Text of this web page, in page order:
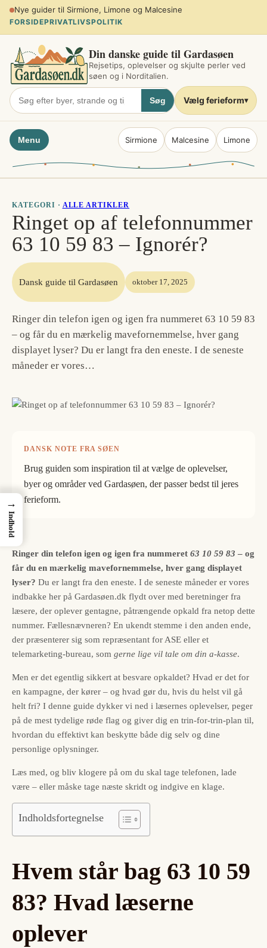
Spring
indhold
Planlæg sommerferien ved søen
FORSIDEPRIVATLIVSPOLITIK
Din danske guide til Gardasøen
Rejsetips, oplevelser og skjulte perler ved
søen og i Norditalien.
Søg Vælg ferieform▾
Menu Sirmione Malcesine Limone
KATEGORI · ALLE ARTIKLER
Ringet op af telefonnummer
63 10 59 83 – Ignorér?
Dansk guide til Gardasøen oktober 17, 2025
Ringer din telefon igen og igen fra nummeret 63 10 59 83
– og får du en mærkelig mavefornemmelse, hver gang
displayet lyser? Du er langt fra den eneste. I de seneste
måneder er vores…
DANSK NOTE FRA SØEN
Brug guiden som inspiration til at vælge de oplevelser,
byer og områder ved Gardasøen, der passer bedst til jeres
ferieform.
Ringer din telefon igen og igen fra nummeret 63 10 59 83 – og
får du en mærkelig mavefornemmelse, hver gang displayet
lyser? Du er langt fra den eneste. I de seneste måneder er vores
indbakke her på Gardasøen.dk flydt over med beretninger fra
læsere, der oplever gentagne, påtrængende opkald fra netop dette
nummer. Fællesnævneren? En ukendt stemme i den anden ende,
der præsenterer sig som repræsentant for ASE eller et
telemarketing-bureau, som gerne lige vil tale om din a-kasse.
Men er det egentlig sikkert at besvare opkaldet? Hvad er det for
en kampagne, der kører – og hvad gør du, hvis du helst vil gå
helt fri? I denne guide dykker vi ned i læsernes oplevelser, peger
på de mest tydelige røde flag og giver dig en trin-for-trin-plan til,
hvordan du effektivt kan beskytte både dig selv og dine
personlige oplysninger.
Læs med, og bliv klogere på om du skal tage telefonen, lade
være – eller måske tage næste skridt og indgive en klage.
Indholdsfortegnelse
Hvem står bag 63 10 59
83? Hvad læserne
oplever
→
Indhold